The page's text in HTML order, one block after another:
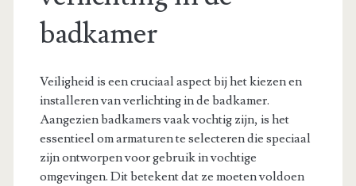
badkamer
Veiligheid is een cruciaal aspect bij het kiezen en
installeren van verlichting in de badkamer.
Aangezien badkamers vaak vochtig zijn, is het
essentieel om armaturen te selecteren die speciaal
zijn ontworpen voor gebruik in vochtige
omgevingen. Dit betekent dat ze moeten voldoen